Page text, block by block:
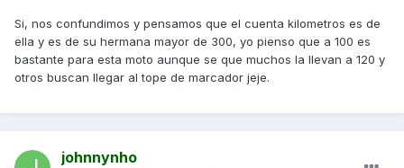
Si, nos confundimos y pensamos que el cuenta kilometros es de
ella y es de su hermana mayor de 300, yo pienso que a 100 es
bastante para esta moto aunque se que muchos la llevan a 120 y
otros buscan llegar al tope de marcador jeje.
johnnynho